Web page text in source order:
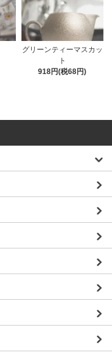
グリーンティーマスカッ
ト
918円(税68円)